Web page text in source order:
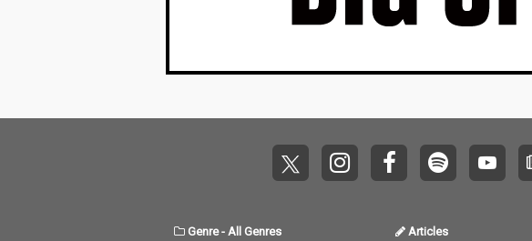
Genre- All Genres Articles